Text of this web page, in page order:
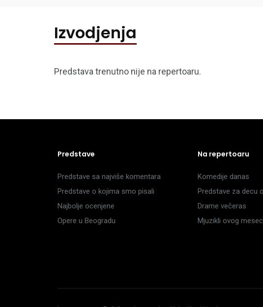
Izvodjenja
Predstava trenutno nije na repertoaru.
Predstave
Predstave sa najviše komentara
Predstave o kojima smo pisali
Najbolje ocenjene
Opere u Beogradu
Na repertoaru
Komedije danas
Predstave za decu
Drame večeras
Mjuzikli ovog